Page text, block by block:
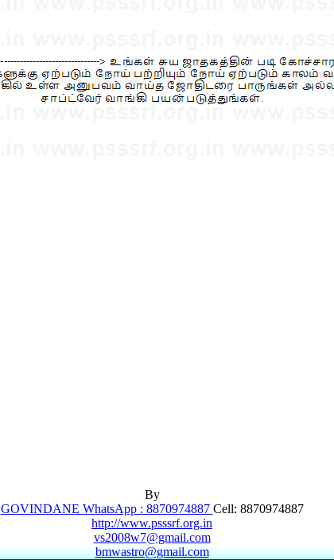
By
GOVINDANE WhatsApp : 8870974887 Cell: 8870974887
http://www.psssrf.org.in
vs2008w7@gmail.com
bmwastro@gmail.com